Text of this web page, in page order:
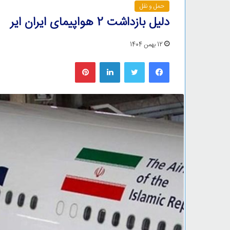
حمل و نقل
دلیل بازداشت 2 هواپیمای ایران ایر
12 بهمن 1404
فیس بوک لینکدین